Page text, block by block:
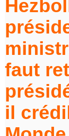
faut
il